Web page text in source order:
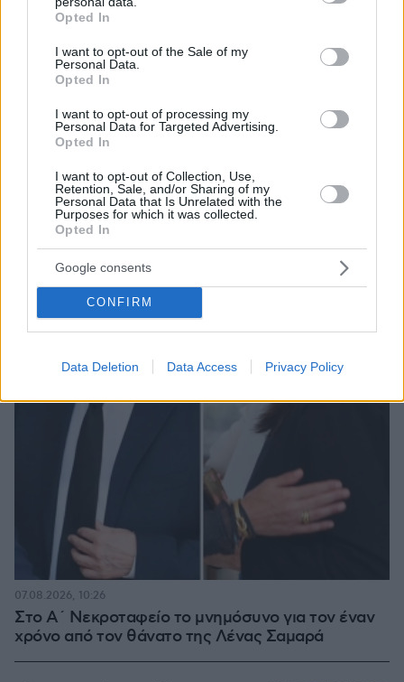
grant or deny consent to Google and its third-party tags to
use your data for below specified purposes in below Google
consent section.
Opted In
I want to opt-out of the Sale of my
Personal Data.
Opted In
I want to opt-out of processing my
Personal Data for Targeted Advertising.
Opted In
I want to opt-out of Collection, Use,
Retention, Sale, and/or Sharing of my
Personal Data that Is Unrelated with the
Purposes for which it was collected.
Opted In
Google consents
CONFIRM
Data Deletion Data Access Privacy Policy
Πόσο κοστίζει μία εβδομάδα σε βίλες -
07.08.2026, 09:43
Στο Α΄ Νεκροταφείο το μνημόσυνο για τον έναν
χρόνο από τον θάνατο της Λένας Σαμαρά
07.08.2026, 10:26